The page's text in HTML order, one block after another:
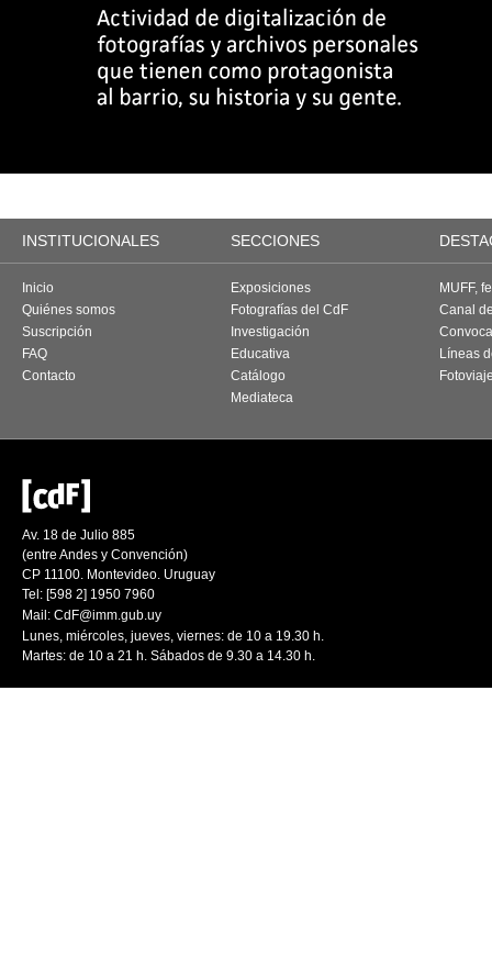
INSTITUCIONALES SECCIONES
Inicio
Quiénes somos
Suscripción
FAQ
Contacto
Exposiciones
Fotografías del CdF
Investigación
Educativa
Catálogo
Mediateca
MUFF,
Canal
Líneas
Av. 18 de Julio 885
(entre Andes y Convención)
CP 11100. Montevideo. Uruguay
Tel: [598 2] 1950 7960
Mail: CdF@imm.gub.uy
Lunes, miércoles, jueves, viernes: de 10 a 19.30 h.
Martes: de 10 a 21 h. Sábados de 9.30 a 14.30 h.